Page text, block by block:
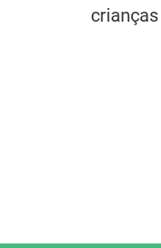
crianças